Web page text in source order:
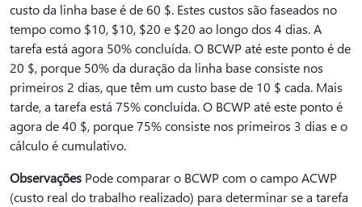
custo da linha base é de 60 $. Estes custos são faseados no
tempo como $10, $10, $20 e $20 ao longo dos 4 dias. A
tarefa está agora 50% concluída. O BCWP até este ponto é de
20 $, porque 50% da duração da linha base consiste nos
primeiros 2 dias, que têm um custo base de 10 $ cada. Mais
tarde, a tarefa está 75% concluída. O BCWP até este ponto é
agora de 40 $, porque 75% consiste nos primeiros 3 dias e o
cálculo é cumulativo.
Observações Pode comparar o BCWP com o campo ACWP
(custo real do trabalho realizado) para determinar se a tarefa